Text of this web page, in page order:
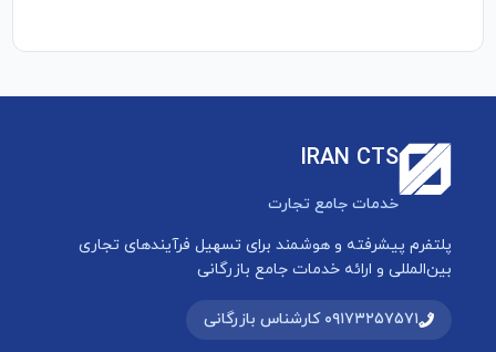
IRAN CTS
خدمات جامع تجارت
پلتفرم پیشرفته و هوشمند برای تسهیل فرآیندهای تجاری
بین‌المللی و ارائه خدمات جامع بازرگانی
۰۹۱۷۳۲۵۷۵۷۱ کارشناس بازرگانی